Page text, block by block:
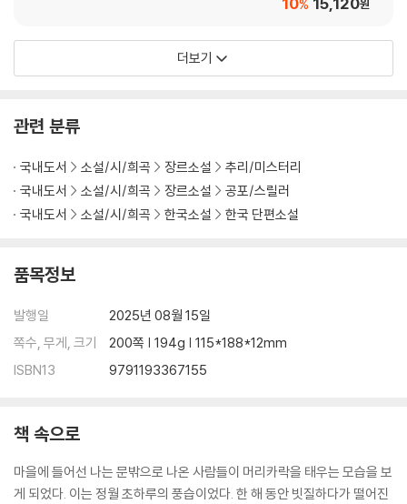
원
%
더보기
관련 분류
국내도서 소설/시/희곡 장르소설
추리/미스터리
국내도서
소설/시/희곡 장르소설
공포/스릴러
국내도서
소설/시/희곡 한국소설 한국 단편소설
품목정보
발행일
2025년 08월 15일
쪽수, 무게, 크기
200쪽 | 194g | 115*188*12mm
ISBN13
9791193367155
책 속으로
마을에 들어선 나는 문밖으로 나온 사람들이 머리카락을 태우는 모습을 보
게 되었다. 이는 정월 초하루의 풍습이었다. 한 해 동안 빗질하다가 떨어진